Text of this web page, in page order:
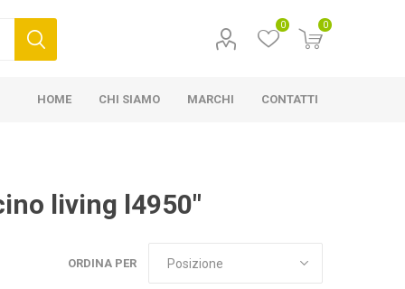
0 0
HOME CHI SIAMO MARCHI CONTATTI
living l4950"
ORDINA PER